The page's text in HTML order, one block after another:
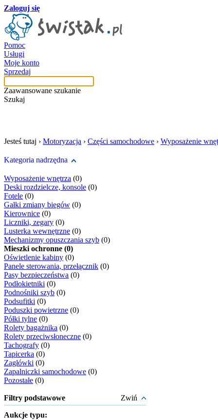
Zaloguj się
Pomoc
Usługi
Moje konto
Sprzedaj
Zaawansowane szukanie
Szukaj
Jesteś tutaj › Motoryzacja › Części samochodowe › Wyposażenie
Kategoria nadrzędna
Wyposażenie wnętrza (0)
Deski rozdzielcze, konsole (0)
Fotele (0)
Gałki zmiany biegów (0)
Kierownice (0)
Liczniki, zegary (0)
Lusterka wewnętrzne (0)
Mechanizmy opuszczania szyb (0)
Mieszki ochronne (0)
Oświetlenie kabiny (0)
Panele sterowania, przełącznik (0)
Pasy bezpieczeństwa (0)
Podłokietniki (0)
Podnośniki szyb (0)
Podsufitki (0)
Poduszki powietrzne (0)
Półki tylne (0)
Rolety bagażnika (0)
Rolety przeciwsłoneczne (0)
Tachografy (0)
Tapicerka (0)
Zagłówki (0)
Zapalniczki samochodowe (0)
Pozostałe (0)
Filtry podstawowe Zwiń
Aukcje typu: